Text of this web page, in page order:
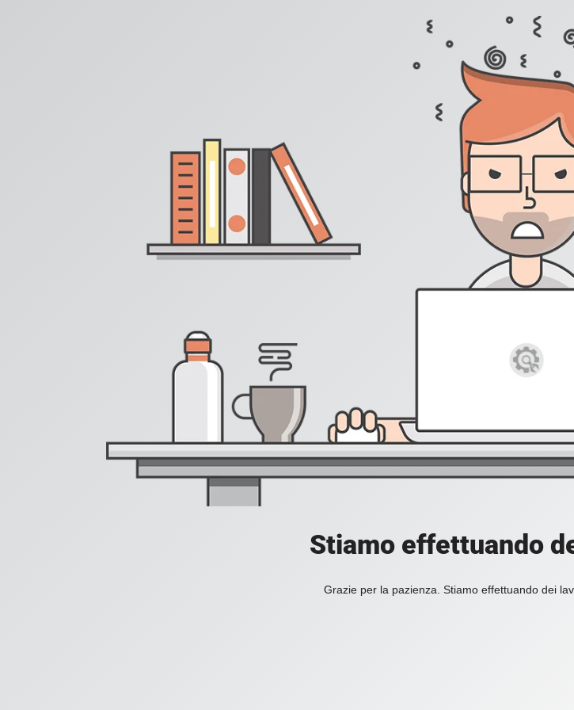
Stiamo effettuando
Grazie per la pazienza. Stiamo effettuando dei